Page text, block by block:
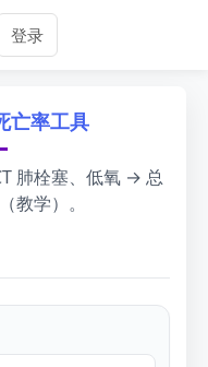
登录
亡率工具
肺栓塞、低氧 → 总
教学）。